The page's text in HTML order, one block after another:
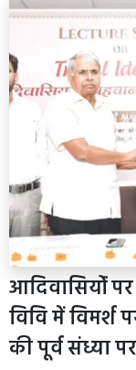
आदिवासियोंं
विवि में विमर्श
की पूर्व संध्या